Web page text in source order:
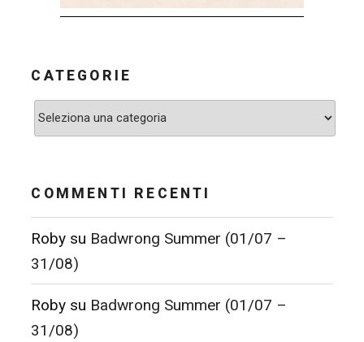
CATEGORIE
Categorie
COMMENTI RECENTI
Roby su Badwrong Summer (01/07 –
31/08)
Roby su Badwrong Summer (01/07 –
31/08)